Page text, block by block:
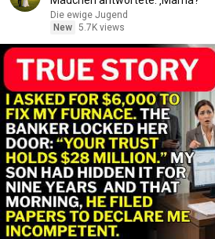
Die ewige Jugend
New 5.7K views